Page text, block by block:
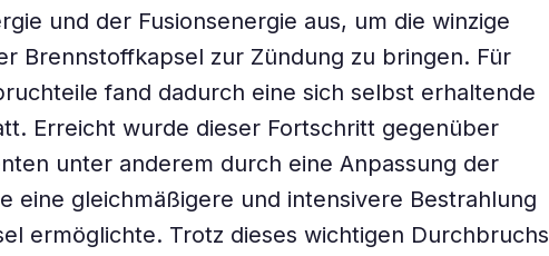
und der Fusionsenergie aus, um die winzige
Brennstoffkapsel zur Zündung zu bringen. Für
fand dadurch eine sich selbst erhaltende
Erreicht wurde dieser Fortschritt gegenüber
unter anderem durch eine Anpassung der
eine gleichmäßigere und intensivere Bestrahlung
ermöglichte. Trotz dieses wichtigen Durchbruchs